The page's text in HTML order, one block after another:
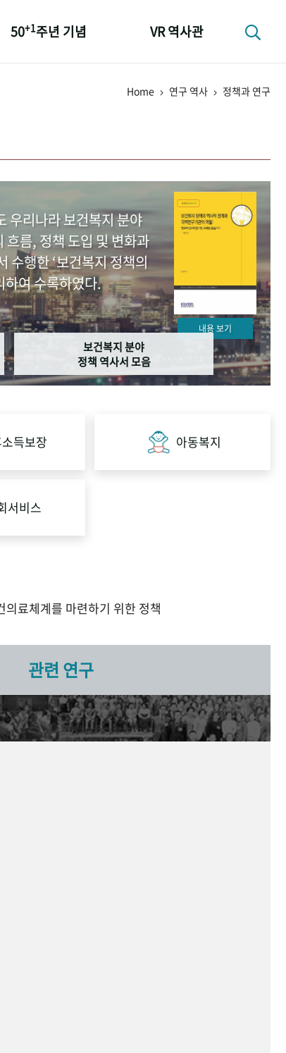
50+1주년 기념 VR 역사관
Home 연구 역사 정책과 연구
우리나라 보건복지 분야
흐름, 정책 도입 및 변화과
수행한 ‘보건복지 정책의
하여 수록하였다.
내용 보기
보건복지 분야
정책 역사서 모음
득보장 아동복지
서비스
료체계를 마련하기 위한 정책
관련 연구